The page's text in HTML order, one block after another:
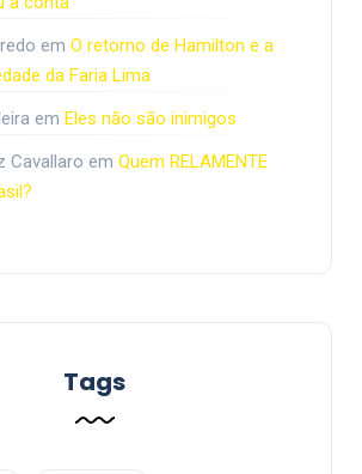
em O retorno de Hamilton e a
da Faria Lima
em Eles não são inimigos
Cavallaro em Quem RELAMENTE
Tags